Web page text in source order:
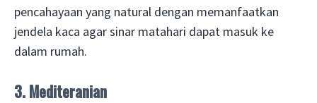
pencahayaan yang natural dengan memanfaatkan
jendela kaca agar sinar matahari dapat masuk ke
dalam rumah.
3. Mediteranian